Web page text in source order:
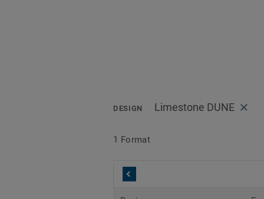
DESIGN Limestone DUNE
1 Format